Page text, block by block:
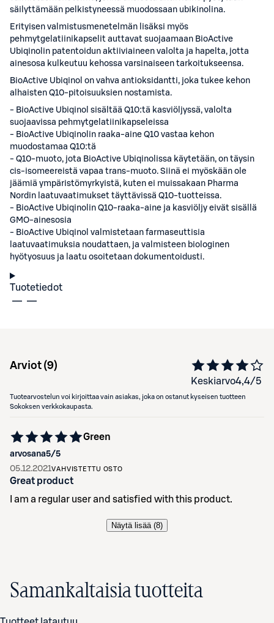
säilyttämään pelkistyneessä muodossaan ubikinolina.
Erityisen valmistusmenetelmän lisäksi myös
pehmytgelatiinikapselit auttavat suojaamaan BioActive
Ubiqinolin patentoidun aktiiviaineen valolta ja hapelta, jotta
ainesosa kulkeutuu kehossa varsinaiseen tarkoitukseensa.
BioActive Ubiqinol on vahva antioksidantti, joka tukee kehon
alhaisten Q10-pitoisuuksien nostamista.
- BioActive Ubiqinol sisältää Q10:tä kasviöljyssä, valolta
suojaavissa pehmytgelatiinikapseleissa
- BioActive Ubiqinolin raaka-aine Q10 vastaa kehon
muodostamaa Q10:tä
- Q10-muoto, jota BioActive Ubiqinolissa käytetään, on täysin
cis-isomeereistä vapaa trans-muoto. Siinä ei myöskään ole
jäämiä ympäristömyrkyistä, kuten ei muissakaan Pharma
Nordin laatuvaatimukset täyttävissä Q10-tuotteissa.
- BioActive Ubiqinolin Q10-raaka-aine ja kasviöljy eivät sisällä
GMO-ainesosia
- BioActive Ubiqinol valmistetaan farmaseuttisia
laatuvaatimuksia noudattaen, ja valmisteen biologinen
hyötyosuus ja laatu osoitetaan dokumentoidusti.
Tuotetiedot
Arviot (9)
Keskiarvo4,4/5
Tuotearvostelun voi kirjoittaa vain asiakas, joka on ostanut kyseisen tuotteen
Sokoksen verkkokaupasta.
arvosana5/5
Green
05.12.2021VAHVISTETTU OSTO
Great product
I am a regular user and satisfied with this product.
Näytä lisää (8)
Samankaltaisia tuotteita